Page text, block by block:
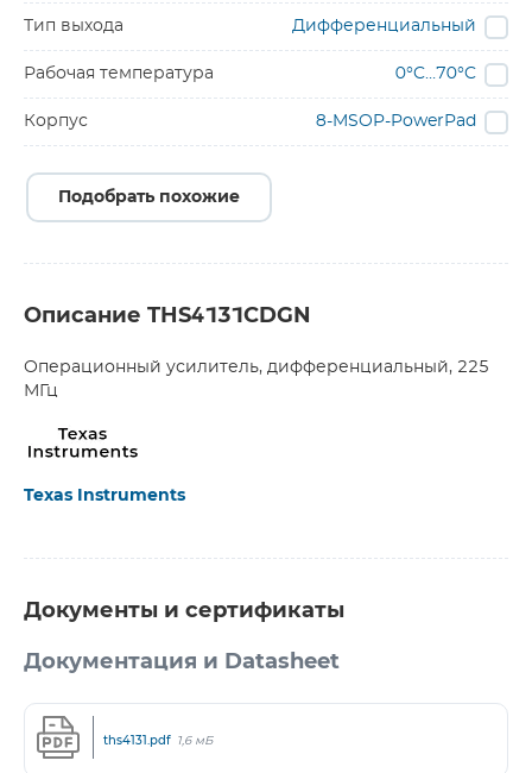
Тип выхода Дифференциальный
Рабочая температура 0°C…70°C
Корпус 8-MSOP-PowerPad
Подобрать похожие
Описание THS4131CDGN
Операционный усилитель, дифференциальный, 225
МГц
Texas Instruments
Документы и сертификаты
Документация и Datasheet
ths4131.pdf 1,6 мБ